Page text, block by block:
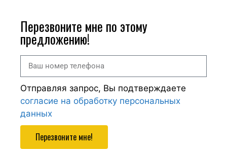
Перезвоните мне по этому
предложению!
Отправляя запрос, Вы подтверждаете
согласие на обработку персональных
данных
Перезвоните мне!